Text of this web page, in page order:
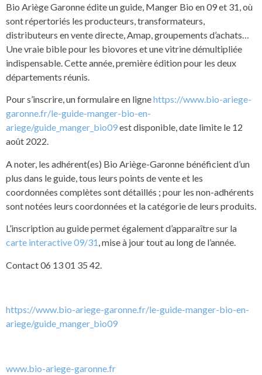
Bio Ariège Garonne édite un guide, Manger Bio en 09 et 31, où
sont répertoriés les producteurs, transformateurs,
distributeurs en vente directe, Amap, groupements d’achats…
Une vraie bible pour les biovores et une vitrine démultipliée
indispensable. Cette année, première édition pour les deux
départements réunis.
Pour s’inscrire, un formulaire en lignehttps://www.bio-ariege-
garonne.fr/le-guide-manger-bio-en-
ariege/guide_manger_bio09est disponible, date limite le 12
août 2022.
A noter, les adhérent(es) Bio Ariège-Garonne bénéficient d’un
plus dans le guide, tous leurs points de vente et les
coordonnées complètes sont détaillés ; pour les non-adhérents
sont notées leurs coordonnées et la catégorie de leurs produits.
L’inscription au guide permet également d’apparaître sur la
carte interactive 09/31, mise à jour tout au long de l’année.
Contact 06 13 01 35 42.
https://www.bio-ariege-garonne.fr/le-guide-manger-bio-en-
ariege/guide_manger_bio09
www.bio-ariege-garonne.fr